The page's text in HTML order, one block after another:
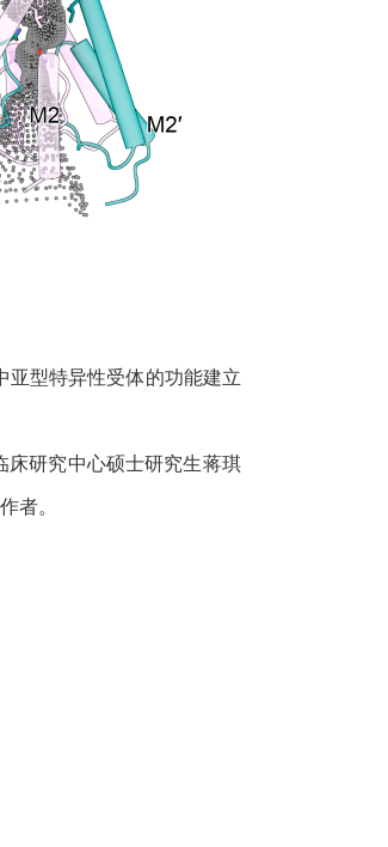
亚型特异性受体的功能建立
床研究中心硕士研究生蒋琪
者。